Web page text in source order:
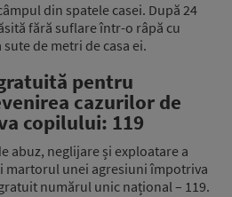
din spatele casei. După 24
fără suflare într-o râpă cu
de metri de casa ei.
pentru
cazurilor de
copilului: 119
abuz, neglijare și exploatare a
martorul unei agresiuni împotriva
numărul unic național – 119.